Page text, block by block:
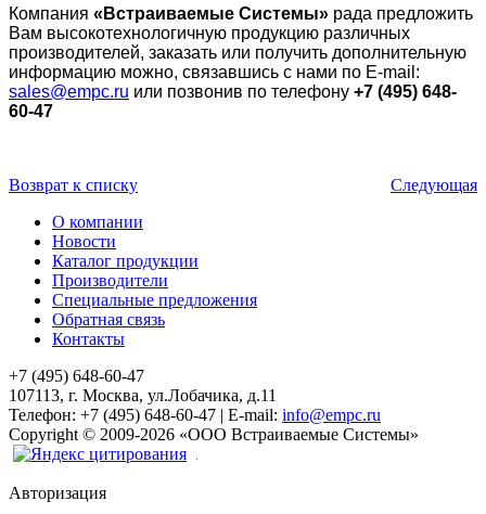
Компания «Встраиваемые Cистемы» рада предложить
Вам высокотехнологичную продукцию различных
производителей, заказать или получить дополнительную
информацию можно, связавшись с нами по E-mail:
sales@empc.ru или позвонив по телефону +7 (495) 648-
60-47
Возврат к списку
Следующая
О компании
Новости
Каталог продукции
Производители
Специальные предложения
Обратная связь
Контакты
+7 (495) 648-60-47
107113, г. Москва, ул.Лобачика, д.11
Телефон: +7 (495) 648-60-47 | E-mail: info@empc.ru
Copyright © 2009-2026 «ООО Встраиваемые Системы»
Авторизация